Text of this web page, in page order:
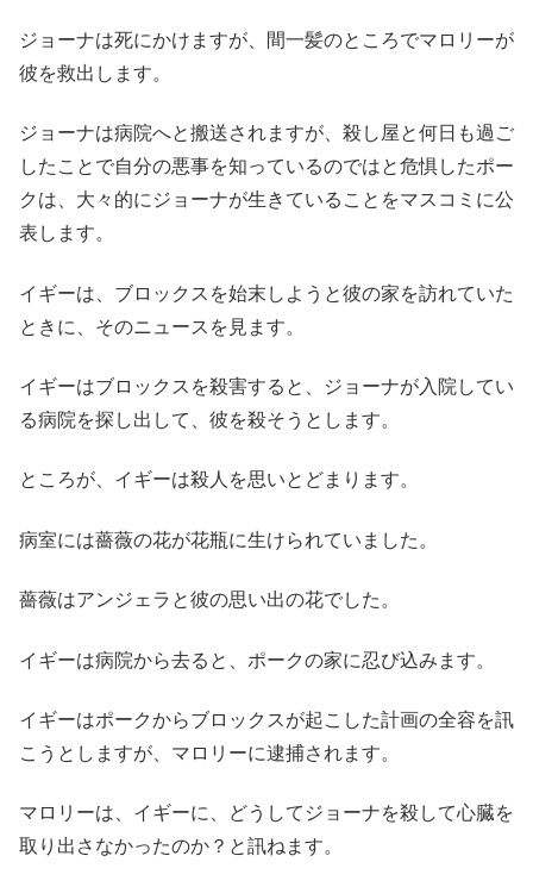
ジョーナは死にかけますが、間一髪のところでマロリーが
彼を救出します。
ジョーナは病院へと搬送されますが、殺し屋と何日も過ご
したことで自分の悪事を知っているのではと危惧したポー
クは、大々的にジョーナが生きていることをマスコミに公
表します。
イギーは、ブロックスを始末しようと彼の家を訪れていた
ときに、そのニュースを見ます。
イギーはブロックスを殺害すると、ジョーナが入院してい
る病院を探し出して、彼を殺そうとします。
ところが、イギーは殺人を思いとどまります。
病室には薔薇の花が花瓶に生けられていました。
薔薇はアンジェラと彼の思い出の花でした。
イギーは病院から去ると、ポークの家に忍び込みます。
イギーはポークからブロックスが起こした計画の全容を訊
こうとしますが、マロリーに逮捕されます。
マロリーは、イギーに、どうしてジョーナを殺して心臓を
取り出さなかったのか？と訊ねます。